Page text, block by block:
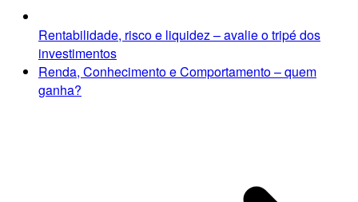
Rentabilidade, risco e liquidez – avalie o tripé dos
investimentos
Renda, Conhecimento e Comportamento – quem
ganha?